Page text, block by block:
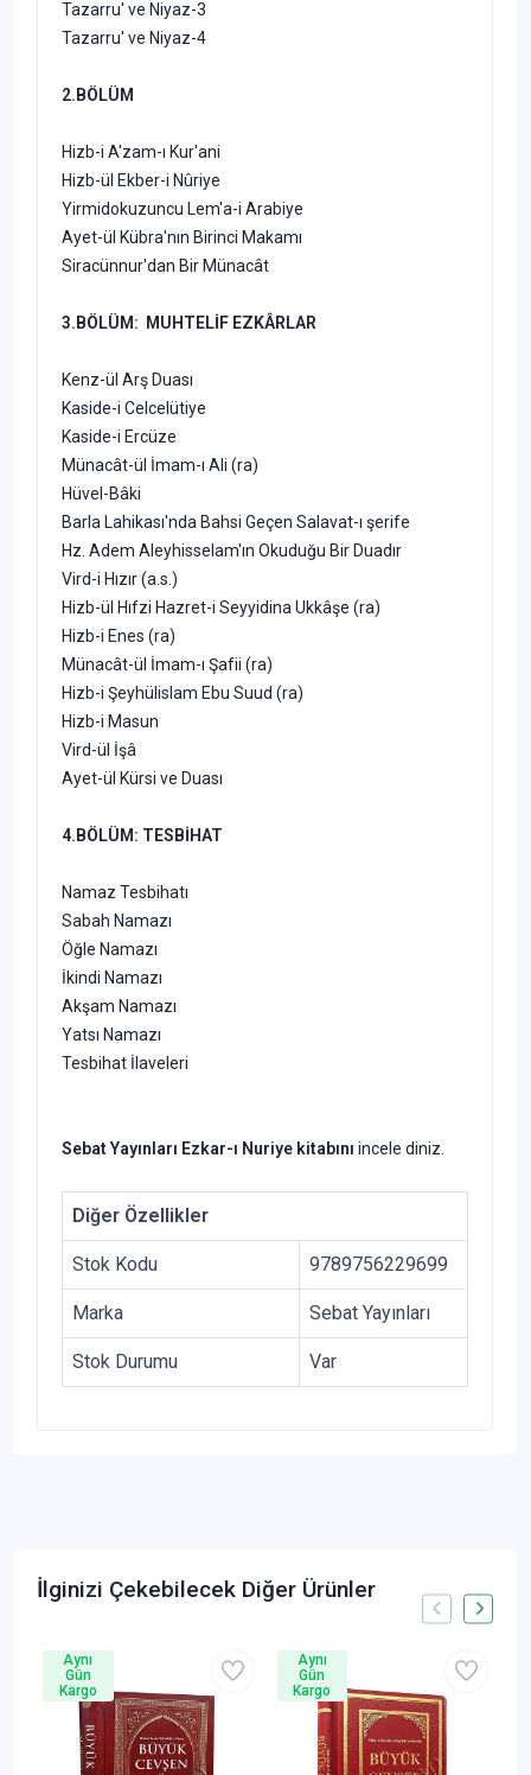
Tazarru' ve Niyaz-3
Tazarru' ve Niyaz-4
2.BÖLÜM
Hizb-i A'zam-ı Kur'ani
Hizb-ül Ekber-i Nûriye
Yirmidokuzuncu Lem'a-i Arabiye
Ayet-ül Kübra'nın Birinci Makamı
Siracünnur'dan Bir Münacât
3.BÖLÜM: MUHTELİF EZKÂRLAR
Kenz-ül Arş Duası
Kaside-i Celcelütiye
Kaside-i Ercüze
Münacât-ül İmam-ı Ali (ra)
Hüvel-Bâki
Barla Lahikası'nda Bahsi Geçen Salavat-ı şerife
Hz. Adem Aleyhisselam'ın Okuduğu Bir Duadır
Vird-i Hızır (a.s.)
Hizb-ül Hıfzi Hazret-i Seyyidina Ukkâşe (ra)
Hizb-i Enes (ra)
Münacât-ül İmam-ı Şafii (ra)
Hizb-i Şeyhülislam Ebu Suud (ra)
Hizb-i Masun
Vird-ül İşâ
Ayet-ül Kürsi ve Duası
4.BÖLÜM: TESBİHAT
Namaz Tesbihatı
Sabah Namazı
Öğle Namazı
İkindi Namazı
Akşam Namazı
Yatsı Namazı
Tesbihat İlaveleri
Sebat Yayınları Ezkar-ı Nuriye kitabını incele diniz.
Diğer Özellikler
Stok Kodu 9789756229699
Marka Sebat Yayınları
Stok Durumu Var
İlginizi Çekebilecek Diğer Ürünler
Aynı
Gün
Kargo
Aynı
Gün
Kargo